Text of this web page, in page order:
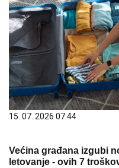
15. 07. 2026 07:44
Većina građana izgubi
letovanje - ovih 7